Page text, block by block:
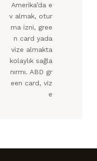
Amerika’da e
v almak, otur
ma izni, gree
n card yada
vize almakta
kolaylık sağla
nırmı. ABD gr
een card, viz
e